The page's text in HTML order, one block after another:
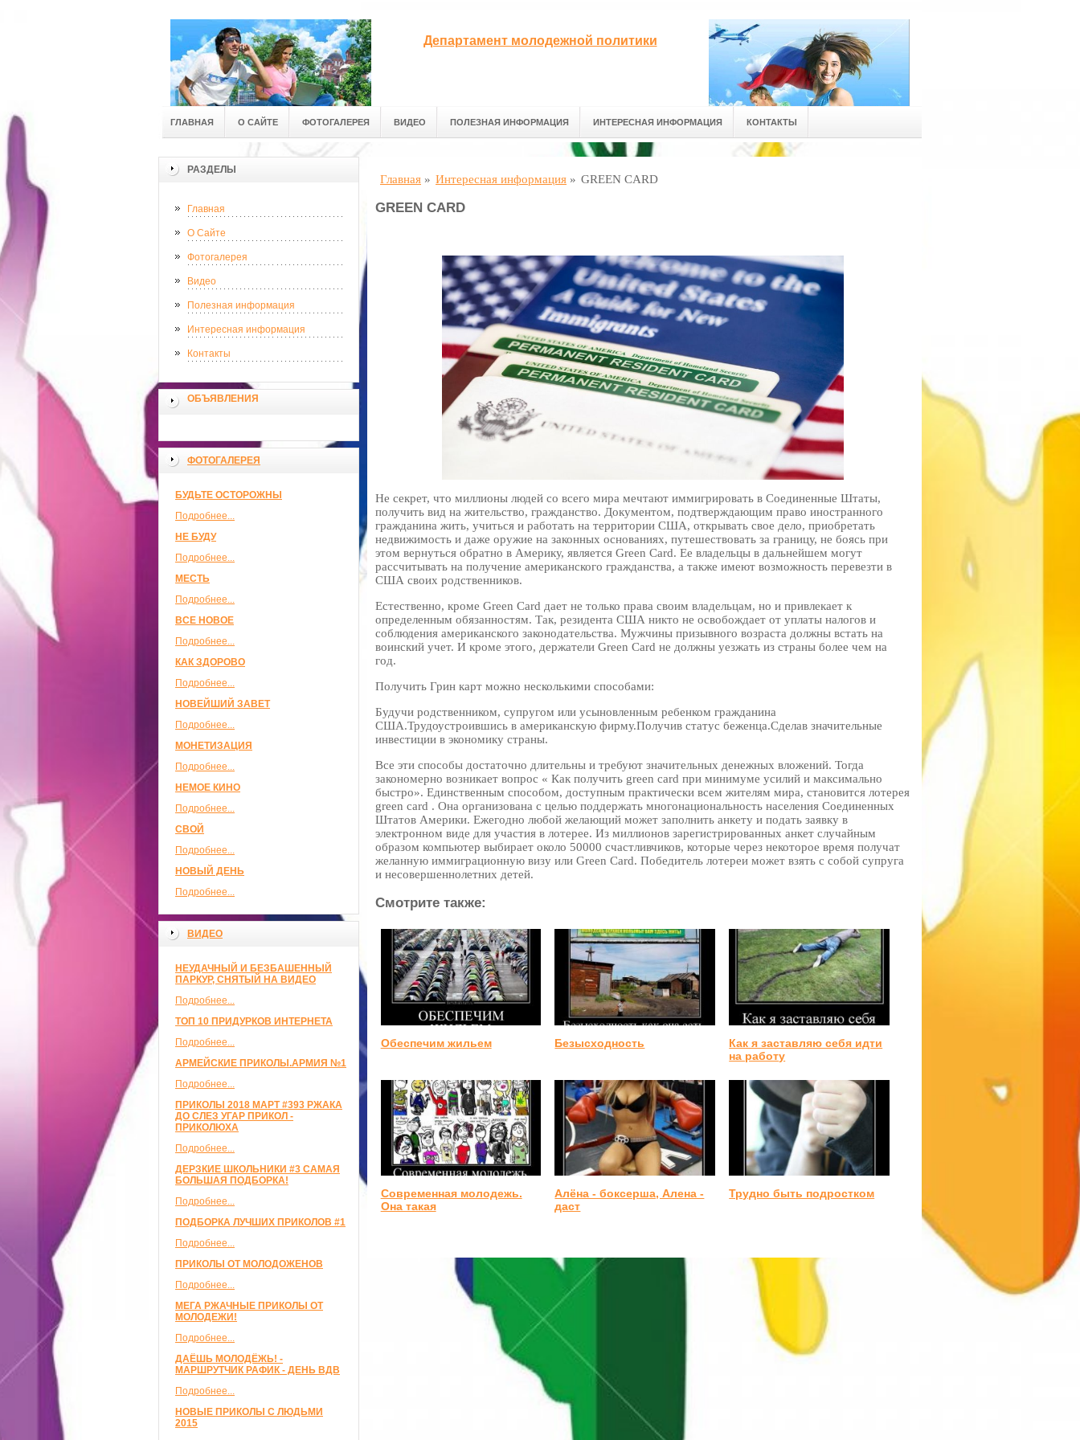
Департамент молодежной политики
ГЛАВНАЯ О САЙТЕ ФОТОГАЛЕРЕЯ ВИДЕО ПОЛЕЗНАЯ ИНФОРМАЦИЯ ИНТЕРЕСНАЯ ИНФОРМАЦИЯ КОНТАКТЫ
РАЗДЕЛЫ
Главная
О Сайте
Фотогалерея
Видео
Полезная информация
Интересная информация
Контакты
ОБЪЯВЛЕНИЯ
ФОТОГАЛЕРЕЯ
БУДЬТЕ ОСТОРОЖНЫ
Подробнее...
НЕ БУДУ
Подробнее...
МЕСТЬ
Подробнее...
ВСЕ НОВОЕ
Подробнее...
КАК ЗДОРОВО
Подробнее...
НОВЕЙШИЙ ЗАВЕТ
Подробнее...
МОНЕТИЗАЦИЯ
Подробнее...
НЕМОЕ КИНО
Подробнее...
СВОЙ
Подробнее...
НОВЫЙ ДЕНЬ
Подробнее...
ВИДЕО
НЕУДАЧНЫЙ И БЕЗБАШЕННЫЙ
ПАРКУР, СНЯТЫЙ НА ВИДЕО
Подробнее...
ТОП 10 ПРИДУРКОВ ИНТЕРНЕТА
Подробнее...
АРМЕЙСКИЕ ПРИКОЛЫ.АРМИЯ №1
Подробнее...
ПРИКОЛЫ 2018 МАРТ #393 РЖАКА
ДО СЛЕЗ УГАР ПРИКОЛ -
ПРИКОЛЮХА
Подробнее...
ДЕРЗКИЕ ШКОЛЬНИКИ #3 САМАЯ
БОЛЬШАЯ ПОДБОРКА!
Подробнее...
ПОДБОРКА ЛУЧШИХ ПРИКОЛОВ #1
Подробнее...
ПРИКОЛЫ ОТ МОЛОДОЖЕНОВ
Подробнее...
МЕГА РЖАЧНЫЕ ПРИКОЛЫ ОТ
МОЛОДЕЖИ!
Подробнее...
ДАЁШЬ МОЛОДЁЖЬ! -
МАРШРУТЧИК РАФИК - ДЕНЬ ВДВ
Подробнее...
НОВЫЕ ПРИКОЛЫ С ЛЮДЬМИ
2015
Главная » Интересная информация » GREEN CARD
GREEN CARD
Не секрет, что миллионы людей со всего мира мечтают иммигрировать в Соединенные Штаты,
получить вид на жительство, гражданство. Документом, подтверждающим право иностранного
гражданина жить, учиться и работать на территории США, открывать свое дело, приобретать
недвижимость и даже оружие на законных основаниях, путешествовать за границу, не боясь при
этом вернуться обратно в Америку, является Green Card. Ее владельцы в дальнейшем могут
рассчитывать на получение американского гражданства, а также имеют возможность перевезти в
США своих родственников.
Естественно, кроме Green Card дает не только права своим владельцам, но и привлекает к
определенным обязанностям. Так, резидента США никто не освобождает от уплаты налогов и
соблюдения американского законодательства. Мужчины призывного возраста должны встать на
воинский учет. И кроме этого, держатели Green Card не должны уезжать из страны более чем на
год.
Получить Грин карт можно несколькими способами:
Будучи родственником, супругом или усыновленным ребенком гражданина
США.Трудоустроившись в американскую фирму.Получив статус беженца.Сделав значительные
инвестиции в экономику страны.
Все эти способы достаточно длительны и требуют значительных денежных вложений. Тогда
закономерно возникает вопрос « Как получить green card при минимуме усилий и максимально
быстро». Единственным способом, доступным практически всем жителям мира, становится лотерея
green card . Она организована с целью поддержать многонациональность населения Соединенных
Штатов Америки. Ежегодно любой желающий может заполнить анкету и подать заявку в
электронном виде для участия в лотерее. Из миллионов зарегистрированных анкет случайным
образом компьютер выбирает около 50000 счастливчиков, которые через некоторое время получат
желанную иммиграционную визу или Green Card. Победитель лотереи может взять с собой супруга
и несовершеннолетних детей.
Смотрите также:
Обеспечим жильем Безысходность
Как я заставляю себя идти
на работу
Современная молодежь.
Она такая
Алёна - боксерша, Алена -
даст
Трудно быть подростком